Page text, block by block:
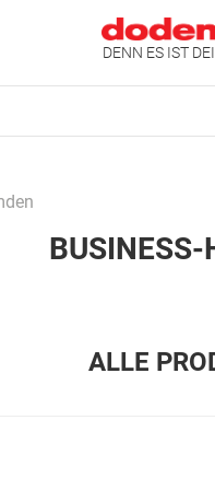
DENN ES IST
BUSINESS-
ALLE